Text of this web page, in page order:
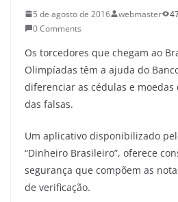
5 de agosto de 2016 webmaster
0 Comments
Os torcedores que chegam ao
Olimpíadas têm a ajuda do
diferenciar as cédulas e
das falsas.
Um aplicativo disponibilizado
“Dinheiro Brasileiro”, oferece
segurança que compõem as
de verificação.